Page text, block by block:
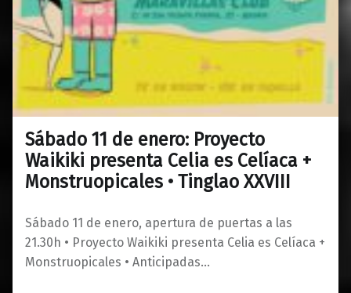
Sábado 11 de enero: Proyecto
Waikiki presenta Celia es Celíaca +
Monstruopicales • Tinglao XXVIII
Sábado 11 de enero, apertura de puertas a las
21.30h • Proyecto Waikiki presenta Celia es Celíaca +
Monstruopicales • Anticipadas…
08/01/2020
0
Maravillas